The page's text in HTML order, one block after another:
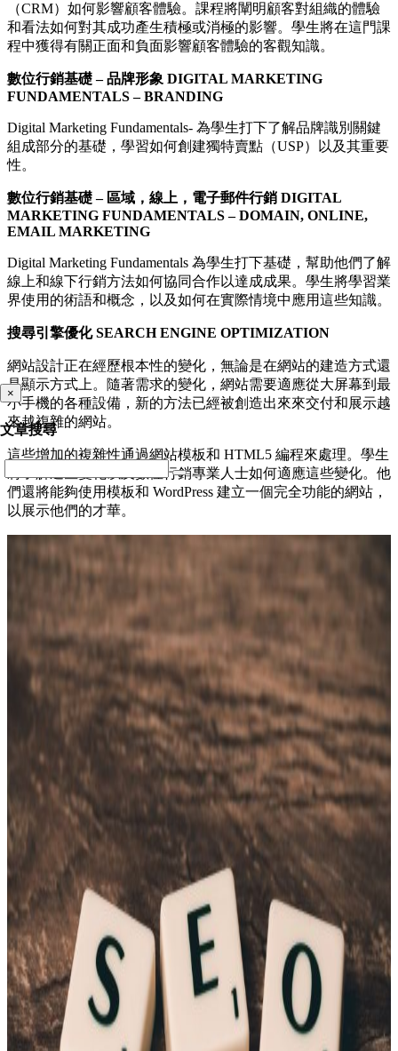
（CRM）如何影響顧客體驗。課程將闡明顧客對組織的體驗
和看法如何對其成功產生積極或消極的影響。學生將在這門課
程中獲得有關正面和負面影響顧客體驗的客觀知識。
數位行銷基礎 – 品牌形象 DIGITAL MARKETING
FUNDAMENTALS –BRANDING
Digital Marketing Fundamentals- 為學生打下了解品牌識別關鍵
組成部分的基礎，學習如何創建獨特賣點（USP）以及其重要
性。
數位行銷基礎 – 區域，線上，電子郵件行銷 DIGITAL
MARKETING FUNDAMENTALS –DOMAIN, ONLINE,
EMAIL MARKETING
Digital Marketing Fundamentals 為學生打下基礎，幫助他們了解
線上和線下行銷方法如何協同合作以達成成果。學生將學習業
界使用的術語和概念，以及如何在實際情境中應用這些知識。
搜尋引擎優化 SEARCH ENGINE OPTIMIZATION
網站設計正在經歷根本性的變化，無論是在網站的建造方式還
是顯示方式上。隨著需求的變化，網站需要適應從大屏幕到最
小手機的各種設備，新的方法已經被創造出來來交付和展示越
來越複雜的網站。
這些增加的複雜性通過網站模板和 HTML5 編程來處理。學生
將了解這些變化以及數位行銷專業人士如何適應這些變化。他
們還將能夠使用模板和 WordPress 建立一個完全功能的網站，
以展示他們的才華。
×
文章搜尋